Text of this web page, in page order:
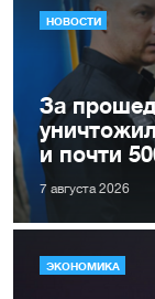
НОВОСТИ
За
и почти
7 августа 2026
ЭКОНОМИКА